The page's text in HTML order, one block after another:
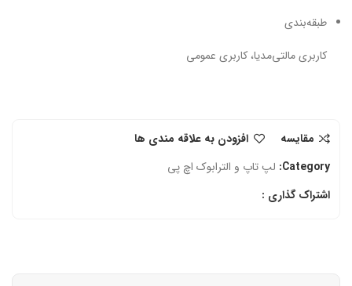
طبقه‌بندی
کاربری مالتی‌مدیا، کاربری عمومی
مقایسه
افزودن به علاقه مندی ها
Category: لپ تاپ و الترابوک اچ‌ پی
اشتراک گذاری :